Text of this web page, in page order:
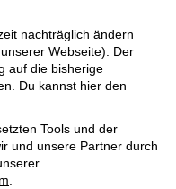
nachträglich ändern
Webseite). Der
auf die bisherige
Du kannst hier den
Tools und der
und unsere Partner durch
.